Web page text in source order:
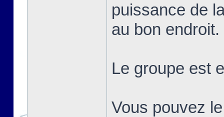
puissance de
au bon endroit.
Le groupe est
Vous pouvez